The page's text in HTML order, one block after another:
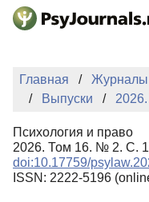
Перейти к основному
Регистрация
Главная Журналы
Выпуски
Психология и право
2026. Том 16. № 2. С.
doi:10.17759/
ISSN: 2222-5196